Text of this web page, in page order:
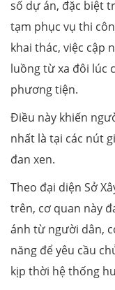
số dự án, đặc biệt
tạm phục vụ thi
khai thác, việc cập
luồng từ xa đôi lúc
phương tiện.
Điều này khiến
nhất là tại các nút
đan xen.
Theo đại diện Sở
trên, cơ quan này
ánh từ người dân,
năng để yêu cầu
kịp thời hệ thống